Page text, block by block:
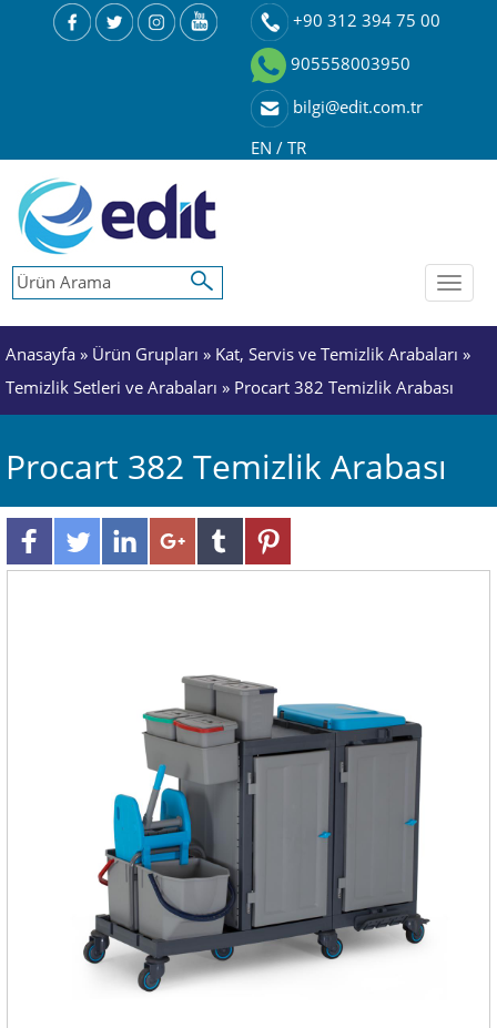
+90 312 394 75 00
905558003950
bilgi@edit.com.tr
EN / TR
Toggle
Anasayfa » Ürün Grupları » Kat, Servis ve Temizlik Arabaları »
Temizlik Setleri ve Arabaları » Procart 382 Temizlik Arabası
Procart 382 Temizlik Arabası